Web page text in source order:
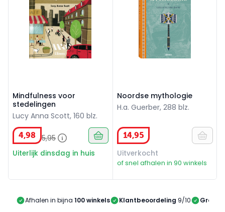
Mindfulness voor
stedelingen
Lucy Anna Scott, 160 blz.
4,98 5,95
Uiterlijk dinsdag in huis
Noordse mythologie
H.a. Guerber, 288 blz.
14,95
Uitverkocht
of snel afhalen in 90 winkels
Afhalen in bijna 100 winkels Klantbeoordeling 9/10 Gratis